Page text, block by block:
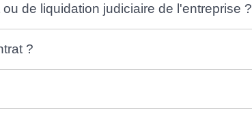
de liquidation judiciaire de l'entreprise ?
?